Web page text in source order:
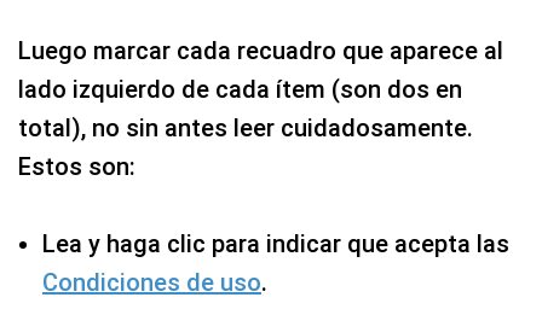
Luego marcar cada recuadro que aparece al
lado izquierdo de cada ítem (son dos en
total), no sin antes leer cuidadosamente.
Estos son:
Lea y haga clic para indicar que acepta las
Condiciones de uso.